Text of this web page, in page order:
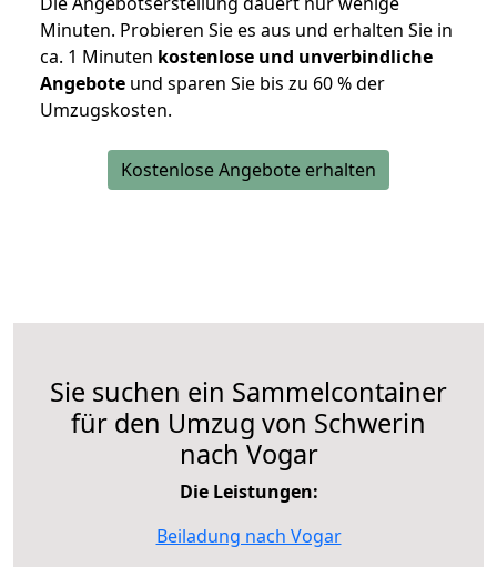
Minuten. Probieren Sie es aus und erhalten Sie in
ca. 1 Minuten kostenlose und unverbindliche
Angebote und sparen Sie bis zu 60 % der
Umzugskosten.
Kostenlose Angebote erhalten
Sie suchen ein Sammelcontainer
für den Umzug von Schwerin
nach Vogar
Die Leistungen:
Beiladung nach Vogar